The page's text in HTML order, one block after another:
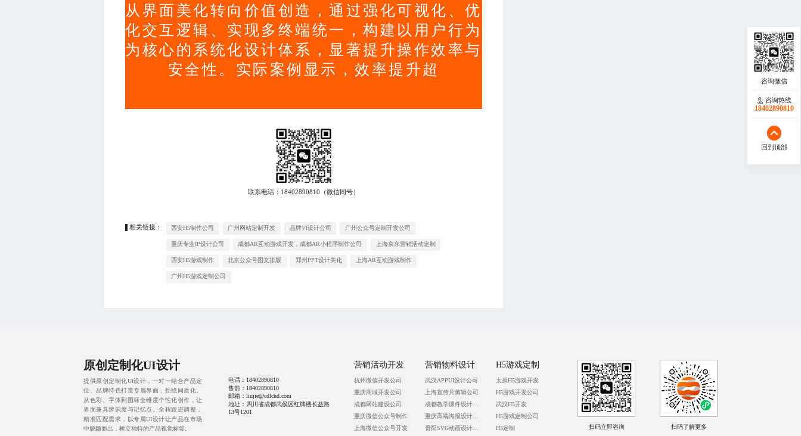
从界面美化转向价值创造，通过强化可视化、优
化交互逻辑、实现多终端统一，构建以用户行为
为核心的系统化设计体系，显著提升操作效率与
安全性。实际案例显示，效率提升超
联系电话： 18402890810 （微信同号）
相关链接： 西安H5制作公司 广州网站定制开发 品牌VI设计公司 广州公众号定制开发公司
重庆专业IP设计公司 成都AR互动游戏开发，成都AR小程序制作公司 上海京东营销活动定制
西安H5游戏制作 北京公众号图文排版 郑州PPT设计美化 上海AR互动游戏制作
广州H5游戏定制公司
咨询热线
18402890810
回到顶部
原创定制化UI设计
提供原创定制化UI设计，一对一结合产品定
位、品牌特色打造专属界面，拒绝同质化。
从色彩、字体到图标全维度个性化创作，让
界面兼具辨识度与记忆点。全程跟进调整，
精准匹配需求，以专属UI设计让产品在市场
中脱颖而出，树立独特的产品视觉标签。
电话： 18402890810
售前： 18402890810
邮箱：liujie@cdlchd.com
地址：四川省成都武侯区红牌楼长益路
13号1201
营销活动开发
杭州微信开发公司
重庆商城开发公司
成都网站建设公司
重庆微信公众号制作
上海微信公众号开发
营销物料设计
武汉APPUI设计公司
上海宣传片剪辑公司
成都教学课件设计公司
重庆高端海报设计公司
贵阳SVG动画设计公司
H5游戏定制
太原H5游戏开发
H5游戏开发公司
武汉H5开发
H5游戏定制公司
H5定制
扫码立即咨询 扫码了解更多